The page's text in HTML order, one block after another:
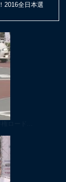
2016全日本選